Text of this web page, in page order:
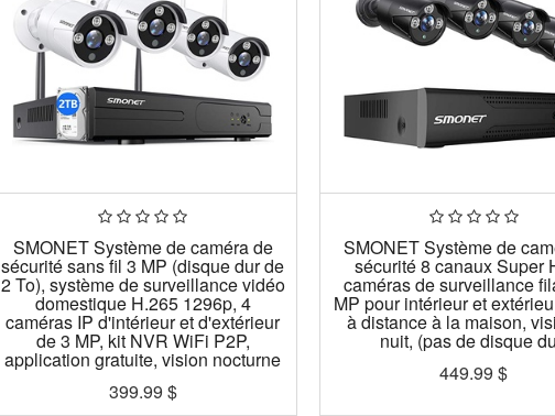
SMONET Système de caméra de
sécurité sans fil 3 MP (disque dur de
2 To), système de surveillance vidéo
domestique H.265 1296p, 4
caméras IP d'intérieur et d'extérieur
de 3 MP, kit NVR WiFi P2P,
application gratuite, vision nocturne
399.99 $
SMONET Système de
sécurité 8 canaux Super
caméras de surveillance
MP pour intérieur et
à distance à la maison,
nuit, (pas de disque
449.99 $